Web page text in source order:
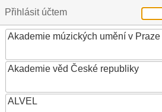
Přihlásit účtem
Akademie múzických umění v Praze
Akademie věd České republiky
ALVEL